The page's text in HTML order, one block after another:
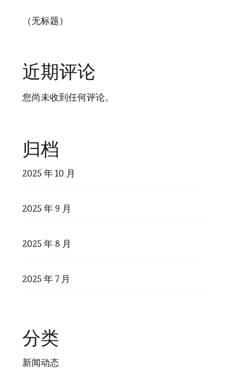
（无标题）
近期评论
您尚未收到任何评论。
归档
2025 年 10 月
2025 年 9 月
2025 年 8 月
2025 年 7 月
分类
新闻动态